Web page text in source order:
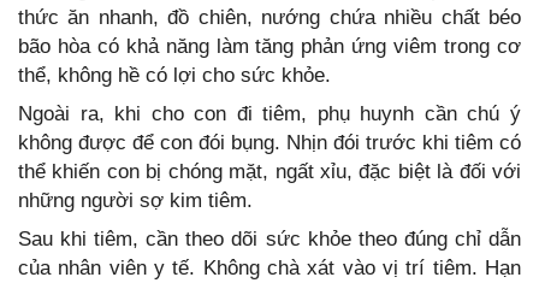
thức ăn nhanh, đồ chiên, nướng chứa nhiều chất béo
bão hòa có khả năng làm tăng phản ứng viêm trong cơ
thể, không hề có lợi cho sức khỏe.
Ngoài ra, khi cho con đi tiêm, phụ huynh cần chú ý
không được để con đói bụng. Nhịn đói trước khi tiêm có
thể khiến con bị chóng mặt, ngất xỉu, đặc biệt là đối với
những người sợ kim tiêm.
Sau khi tiêm, cần theo dõi sức khỏe theo đúng chỉ dẫn
của nhân viên y tế. Không chà xát vào vị trí tiêm. Hạn